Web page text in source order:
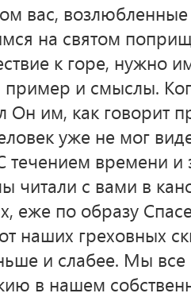
вас,
на святом
к горе, нужно
и смыслы.
Он им, как говорит
уже не мог
течением времени
читали с вами в
еже по образу
наших греховных
и слабее. Мы
в нашем